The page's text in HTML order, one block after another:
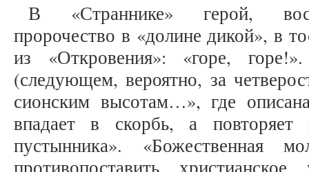
В «Страннике» герой,
пророчество в «долине дикой», в
из «Откровения»: «горе,
(следующем, вероятно, за
сионским высотам…», где
впадает в скорбь, а повторяет
пустынника». «Божественная